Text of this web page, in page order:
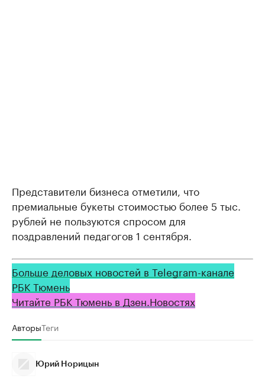
Представители бизнеса отметили, что
премиальные букеты стоимостью более 5 тыс.
рублей не пользуются спросом для
поздравлений педагогов 1 сентября.
Больше деловых новостей в Telegram-канале
РБК Тюмень
Читайте РБК Тюмень в Дзен.Новостях
АвторыТеги
Юрий Норицын